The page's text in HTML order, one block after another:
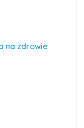
na zdrowie